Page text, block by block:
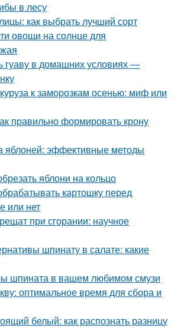
в лесу
как выбрать лучший сорт
овощи на солнце для
гуаву в домашних условиях —
к заморозкам осенью: миф или
правильно формировать крону
яблоней: эффективные методы
яблони на кольцо
картошку перед
или нет
при сгорании: научное
шпинату в салате: какие
шпината в вашем любимом смузи
оптимальное время для сбора и
белый: как распознать разницу